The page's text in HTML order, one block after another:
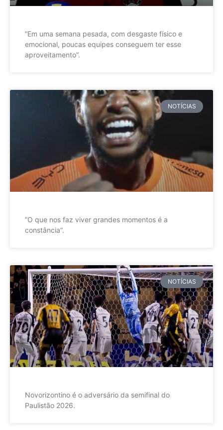
”Em uma semana pesada, com desgaste físico e
emocional, poucas equipes conseguem ter esse
aproveitamento”.
NOTÍCIAS
”O que nos faz viver grandes momentos é a
constância”.
NOTÍCIAS
Novorizontino é o adversário da semifinal do
Paulistão 2026.